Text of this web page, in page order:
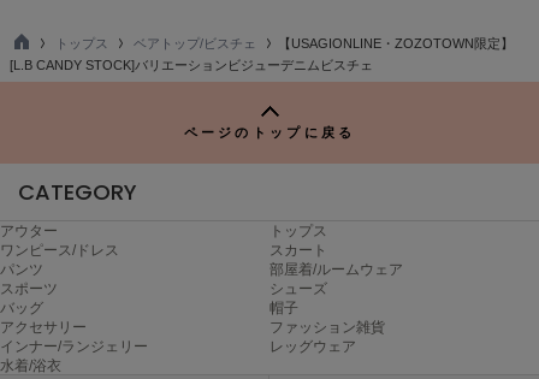
ORR
パトリック
フィリーチョコレート
poláura
ポローラ
PUMA
プーマ
TO
P
トップス ベアトップ/ビスチェ
【USAGIONLINE・ZOZOTOWN限定】
[L.B CANDY STOCK]バリエーションビジューデニムビスチェ
ページのトップに戻る
CATEGORY
アウター
トップス
ワンピース/ドレス
スカート
パンツ
部屋着/ルームウェア
スポーツ
シューズ
バッグ
帽子
アクセサリー
ファッション雑貨
インナー/ランジェリー
レッグウェア
水着/浴衣